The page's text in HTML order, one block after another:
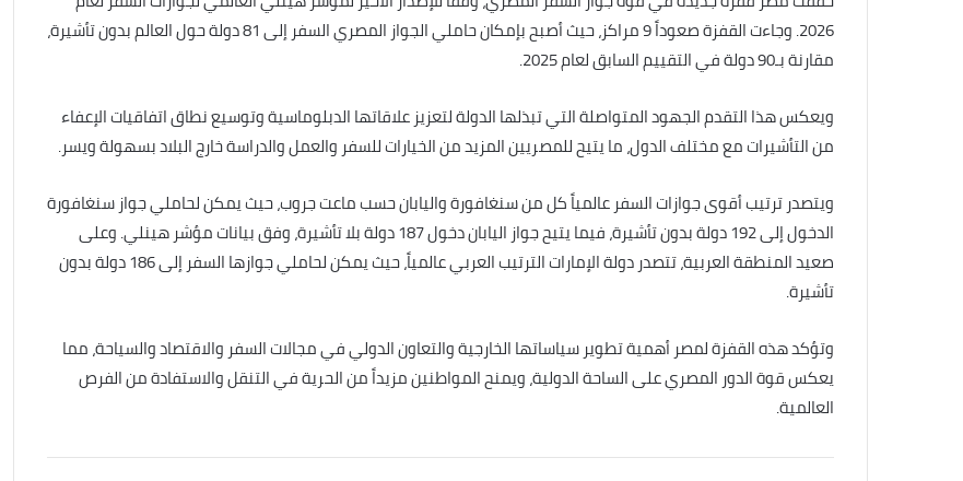
2026. وجاءت القفزة صعوداً 9 مراكز، حيث أصبح بإمكان حاملي الجواز المصري السفر إلى 81 دولة حول العالم بدون تأشيرة،
مقارنة بـ90 دولة في التقييم السابق لعام 2025.
ويعكس هذا التقدم الجهود المتواصلة التي تبذلها الدولة لتعزيز علاقاتها الدبلوماسية وتوسيع نطاق اتفاقيات الإعفاء
من التأشيرات مع مختلف الدول، ما يتيح للمصريين المزيد من الخيارات للسفر والعمل والدراسة خارج البلاد بسهولة ويسر.
ويتصدر ترتيب أقوى جوازات السفر عالمياً كل من سنغافورة واليابان حسب ماعت جروب، حيث يمكن لحاملي جواز سنغافورة
الدخول إلى 192 دولة بدون تأشيرة، فيما يتيح جواز اليابان دخول 187 دولة بلا تأشيرة، وفق بيانات مؤشر هينلي. وعلى
صعيد المنطقة العربية، تتصدر دولة الإمارات الترتيب العربي عالمياً، حيث يمكن لحاملي جوازها السفر إلى 186 دولة بدون
تأشيرة.
وتؤكد هذه القفزة لمصر أهمية تطوير سياساتها الخارجية والتعاون الدولي في مجالات السفر والاقتصاد والسياحة، مما
يعكس قوة الدور المصري على الساحة الدولية، ويمنح المواطنين مزيداً من الحرية في التنقل والاستفادة من الفرص
العالمية.